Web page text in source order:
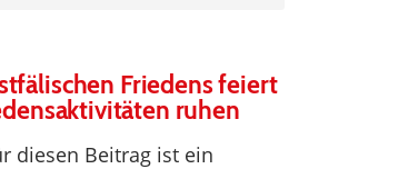
Friedens feiert
ruhen
diesen Beitrag ist ein